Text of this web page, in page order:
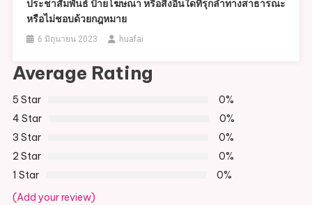
ประชาสัมพันธ์ ป้ายโฆษณา หรือสิ่งอื่นใดที่รุกล้ำทางสาธารณะ
หรือไม่ชอบด้วยกฎหมาย
6 มิถุนายน 2023 huafai
Average Rating
5 Star
0%
4 Star
0%
3 Star
0%
2 Star
0%
1 Star
0%
(Add your review)